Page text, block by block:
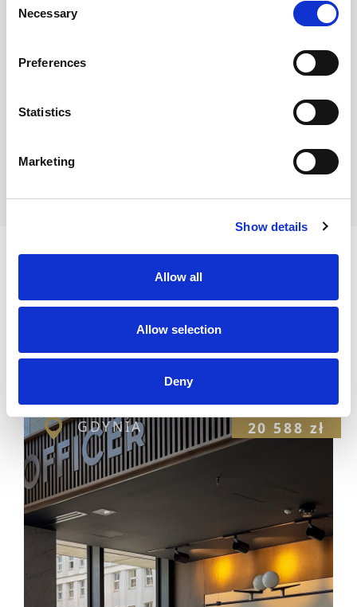
Selection
Necessary
Preferences
Statistics
Marketing
Show details
Allow all
Allow selection
Deny
sporządzany jest na podstawie oględzin
nieruchomości oraz informacji uzyskanych od
PODOBNE OFERTY
GDYNIA 20 588 zł